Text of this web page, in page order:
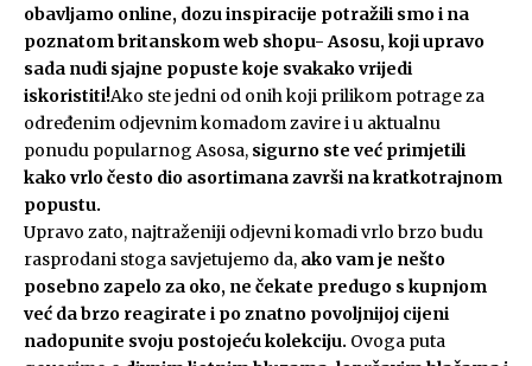
obavljamo online, dozu inspiracije potražili smo i na
poznatom britanskom web shopu- Asosu, koji upravo
sada nudi sjajne popuste koje svakako vrijedi
iskoristiti!Ako ste jedni od onih koji prilikom potrage za
određenim odjevnim komadom zavire i u aktualnu
ponudu popularnog Asosa, sigurno ste već primjetili
kako vrlo često dio asortimana završi na kratkotrajnom
popustu.
Upravo zato, najtraženiji odjevni komadi vrlo brzo budu
rasprodani stoga savjetujemo da, ako vam je nešto
posebno zapelo za oko, ne čekate predugo s kupnjom
već da brzo reagirate i po znatno povoljnijoj cijeni
nadopunite svoju postojeću kolekciju. Ovoga puta